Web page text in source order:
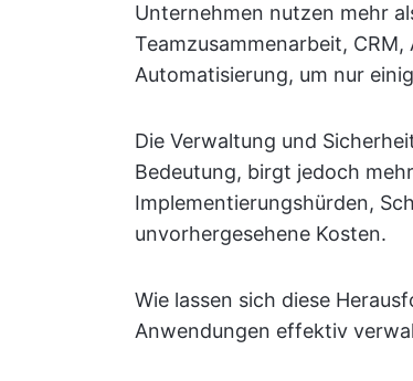
Unternehmen nutzen mehr
Teamzusammenarbeit,
Automatisierung, um nur
Die Verwaltung und
Bedeutung, birgt jedoch
Implementierungshürden,
unvorhergesehene Kosten.
Wie lassen sich diese
Anwendungen effektiv